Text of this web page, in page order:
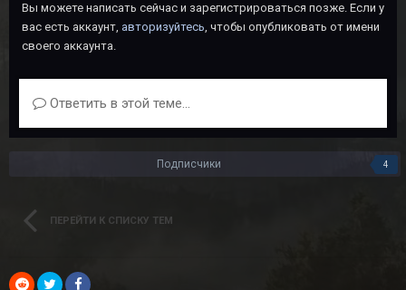
Вы можете написать сейчас и зарегистрироваться позже. Если у
вас есть аккаунт, авторизуйтесь, чтобы опубликовать от имени
своего аккаунта.
Ответить в этой теме...
Подписчики 4
ПЕРЕЙТИ К СПИСКУ ТЕМ